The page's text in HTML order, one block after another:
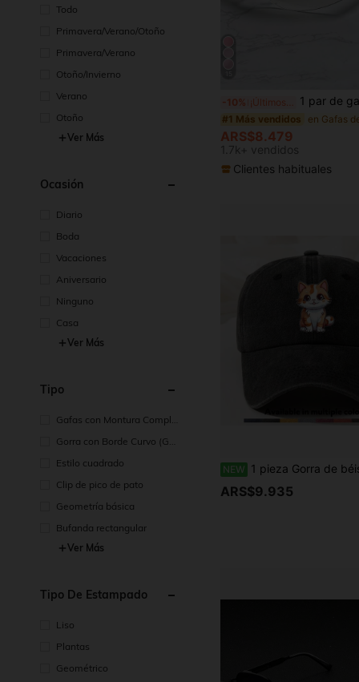
Todo
Primavera/Verano/Otoño
Primavera/Verano
Otoño/Invierno
Verano
Otoño
Ver Más
Ocasión
Diario
Boda
Vacaciones
Aniversario
Ninguno
Casa
Ver Más
Tipo
Gafas con Montura Comple
Gorra con Borde Curvo (Gor
Estilo cuadrado
Clip de pico de pato
Geometría básica
Bufanda rectangular
Ver Más
Tipo De Estampado
Liso
Plantas
Geométrico
-10% 1 par de gafas de moda para mujer de estilo bohemio, multicolor y de gran tamaño,
(1000+)
#1 Más vendidos
(1000+)
#1 Más vendidos
(1000+)
#1 Más vendidos
(1000+)
ARS$8.479
1.7k+ vendidos
Clientes habituales
NEW 1 pieza Gorra de béisbol unisex de talla ajustable para todas las estaciones, estilo casual de moda para exteriores, con estampado de gato de anime/versión Q y letras, color negro vintage, streetwear
ARS$9.935